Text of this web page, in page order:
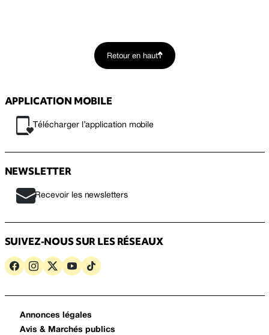
Retour en haut
APPLICATION MOBILE
Télécharger l’application mobile
NEWSLETTER
Recevoir les newsletters
SUIVEZ-NOUS SUR LES RÉSEAUX
Annonces légales
Avis & Marchés publics